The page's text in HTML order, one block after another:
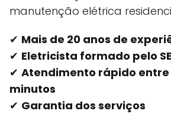
manutenção elétrica
✔ Mais de 20 anos de
✔ Eletricista formado pelo
✔ Atendimento rápido entre
minutos
✔ Garantia dos serviços